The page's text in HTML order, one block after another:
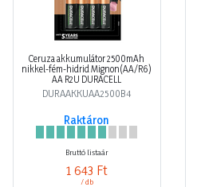
Ceruza akkumulátor 2500mAh
nikkel-fém-hidrid Mignon(AA/R6)
AA R2U DURACELL
DURAAKKUAA2500B4
Raktáron
Bruttó listaár
1 643 Ft
/ db